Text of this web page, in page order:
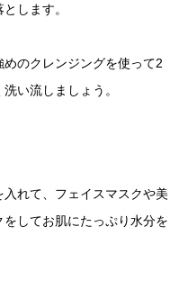
します。
のクレンジングを使って2
い流しましょう。
れて、フェイスマスクや美
してお肌にたっぷり水分を